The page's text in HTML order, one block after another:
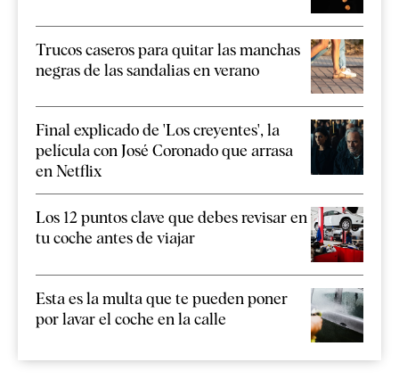
Trucos caseros para quitar las manchas
negras de las sandalias en verano
Final explicado de 'Los creyentes', la
película con José Coronado que arrasa
en Netflix
Los 12 puntos clave que debes revisar en
tu coche antes de viajar
Esta es la multa que te pueden poner
por lavar el coche en la calle